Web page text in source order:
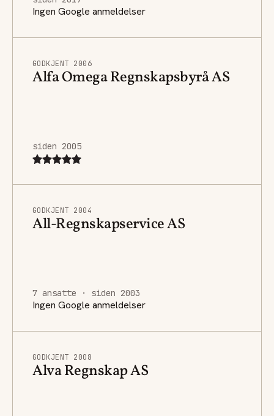
Ingen Google anmeldelser
GODKJENT 2006
Alfa Omega Regnskapsbyrå AS
siden 2005
GODKJENT 2004
All-Regnskapservice AS
7 ansatte · siden 2003
Ingen Google anmeldelser
GODKJENT 2008
Alva Regnskap AS